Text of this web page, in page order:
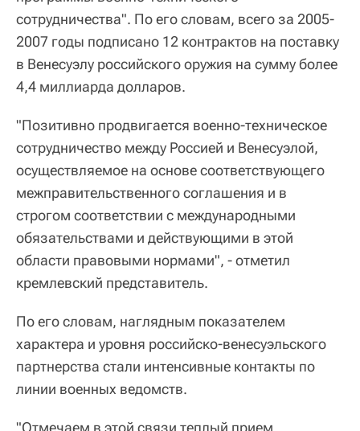
сотрудничества". По его словам, всего за 2005-
2007 годы подписано 12 контрактов на поставку
в Венесуэлу российского оружия на сумму более
4,4 миллиарда долларов.
"Позитивно продвигается военно-техническое
сотрудничество между Россией и Венесуэлой,
осуществляемое на основе соответствующего
межправительственного соглашения и в
строгом соответствии с международными
обязательствами и действующими в этой
области правовыми нормами", - отметил
кремлевский представитель.
По его словам, наглядным показателем
характера и уровня российско-венесуэльского
партнерства стали интенсивные контакты по
линии военных ведомств.
"Отмечаем в этой связи теплый прием,